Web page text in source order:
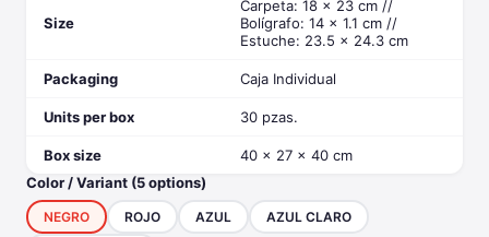
Size
Carpeta: 18 x 23 cm //
Bolígrafo: 14 x 1.1 cm //
Estuche: 23.5 x 24.3 cm
Packaging Caja Individual
Units per box 30 pzas.
Box size
40 x 27 x 40 cm
Color / Variant (5 options)
NEGRO ROJO AZUL AZUL CLARO